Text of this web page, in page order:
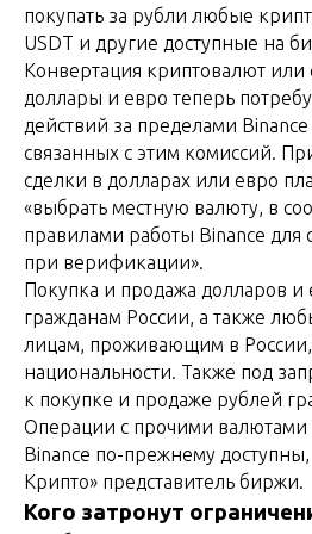
покупать за рубли любые
USDT и другие доступные на
Конвертация криптовалют или
доллары и евро теперь
действий за пределами
связанных с этим комиссий.
сделки в долларах или евро
«выбрать местную валюту, в
правилами работы Binance для
при верификации».
Покупка и продажа долларов
гражданам России, а также
лицам, проживающим в России,
национальности. Также под
к покупке и продаже рублей
Операции с прочими
Binance по-прежнему
Крипто» представитель биржи.
Кого затронут